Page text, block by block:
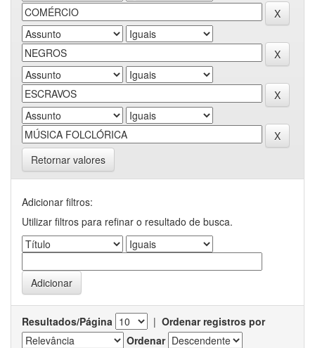
Retornar valores
Adicionar filtros:
Utilizar filtros para refinar o resultado de busca.
Resultados/Página | Ordenar registros por
Ordenar